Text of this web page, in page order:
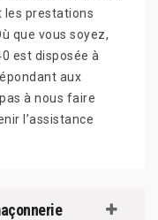
les prestations
que vous soyez,
est disposée à
aux
à nous faire
l’assistance